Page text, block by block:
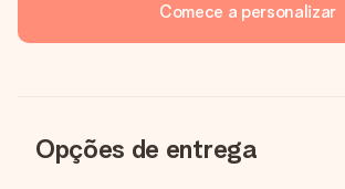
Comece a personalizar
Opções de entrega